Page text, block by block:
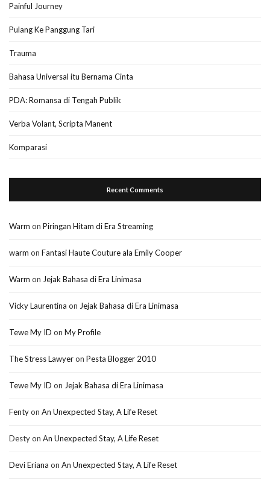
Painful Journey
Pulang Ke Panggung Tari
Trauma
Bahasa Universal itu Bernama Cinta
PDA: Romansa di Tengah Publik
Verba Volant, Scripta Manent
Komparasi
Recent Comments
Warm on Piringan Hitam di Era Streaming
warm on Fantasi Haute Couture ala Emily Cooper
Warm on Jejak Bahasa di Era Linimasa
Vicky Laurentina on Jejak Bahasa di Era Linimasa
Tewe My ID on My Profile
The Stress Lawyeron Pesta Blogger 2010
Tewe My ID on Jejak Bahasa di Era Linimasa
Fentyon An Unexpected Stay, A Life Reset
Destyon An Unexpected Stay, A Life Reset
Devi Eriana on An Unexpected Stay, A Life Reset